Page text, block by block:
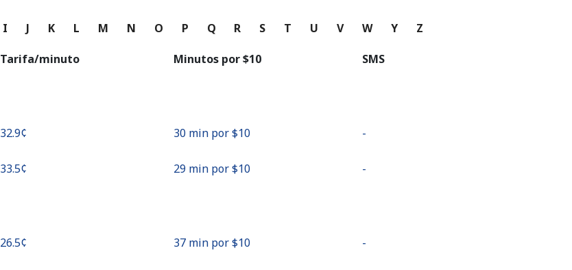
Continuar con
I J K L M N O P Q R S T U V W Y Z
Tarifa/minuto Minutos por ⁦$10⁩ SMS
⁦32.9¢⁩ 30 min por ⁦$10⁩ -
⁦33.5¢⁩ 29 min por ⁦$10⁩ -
⁦26.5¢⁩ 37 min por ⁦$10⁩ -